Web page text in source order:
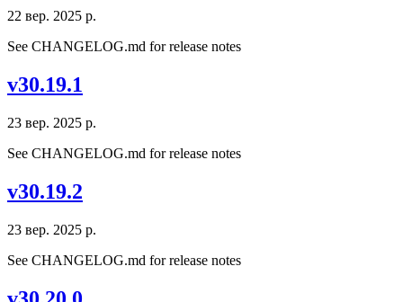
22 вер. 2025 р.
See CHANGELOG.md for release notes
v30.19.1
23 вер. 2025 р.
See CHANGELOG.md for release notes
v30.19.2
23 вер. 2025 р.
See CHANGELOG.md for release notes